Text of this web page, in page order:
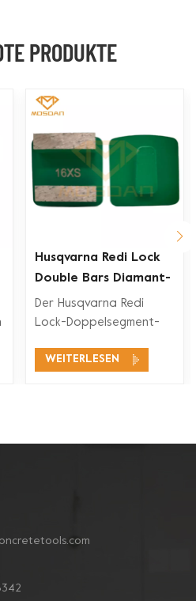
PRODUKTE
Husqvarna Redi Lock
Double Bars Diamant-
Schleifschuh für
Betonboden
Der Husqvarna Redi
Lock-Doppelsegment-
mit den Husqvarna Redi
WEITERLESEN